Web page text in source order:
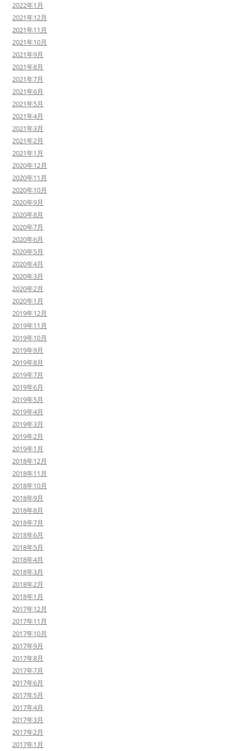
2022年1月
2021年12月
2021年11月
2021年10月
2021年9月
2021年8月
2021年7月
2021年6月
2021年5月
2021年4月
2021年3月
2021年2月
2021年1月
2020年12月
2020年11月
2020年10月
2020年9月
2020年8月
2020年7月
2020年6月
2020年5月
2020年4月
2020年3月
2020年2月
2020年1月
2019年12月
2019年11月
2019年10月
2019年9月
2019年8月
2019年7月
2019年6月
2019年5月
2019年4月
2019年3月
2019年2月
2019年1月
2018年12月
2018年11月
2018年10月
2018年9月
2018年8月
2018年7月
2018年6月
2018年5月
2018年4月
2018年3月
2018年2月
2018年1月
2017年12月
2017年11月
2017年10月
2017年9月
2017年8月
2017年7月
2017年6月
2017年5月
2017年4月
2017年3月
2017年2月
2017年1月